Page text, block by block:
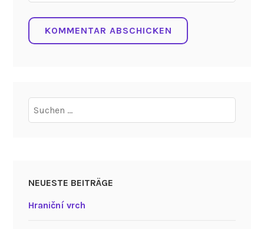
nach:
NEUESTE BEITRÄGE
Hraniční vrch